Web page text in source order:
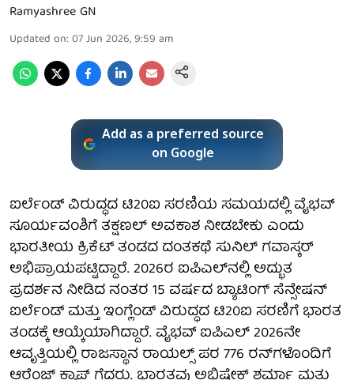
Ramyashree GN
Updated on: 07 Jun 2026, 9:59 am
Add as a preferred source
on Google
ಐರ್ಲೆಂಡ್ ವಿರುದ್ಧದ ಟಿ20ಐ ಸರಣಿಯ ಸಮಯದಲ್ಲಿ ವೈಭವ್
ಸೂರ್ಯವಂಶಿಗೆ ತಕ್ಷಣಲ್ ಅವಕಾಶ ನೀಡಬೇಕು ಎಂದು
ಭಾರತೀಯ ಕ್ರಿಕೆಟ್ ತಂಡದ ದಂತಕಥೆ ಸುನಿಲ್ ಗವಾಸ್ಕರ್
ಅಭಿಪ್ರಾಯಪಟ್ಟಿದ್ದಾರೆ. 2026ರ ಐಪಿಎಲ್‌ನಲ್ಲಿ ಅದ್ಭುತ
ಪ್ರದರ್ಶನ ನೀಡಿದ ನಂತರ 15 ವರ್ಷದ ಬ್ಯಾಟಿಂಗ್ ಸೆನ್ಸೇಷನ್
ಐರ್ಲೆಂಡ್ ಮತ್ತು ಇಂಗ್ಲೆಂಡ್ ವಿರುದ್ಧದ ಟಿ20ಐ ಸರಣಿಗೆ ಭಾರತ
ತಂಡಕ್ಕೆ ಆಯ್ಕೆಯಾಗಿದ್ದಾರೆ. ವೈಭವ್ ಐಪಿಎಲ್ 2026ನೇ
ಆವೃತ್ತಿಯಲ್ಲಿ ರಾಜಸ್ಥಾನ ರಾಯಲ್ಸ್ ಪರ 776 ರನ್‌ಗಳೊಂದಿಗೆ